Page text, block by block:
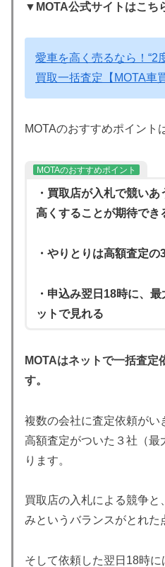
▼ MOTA公式サイトはこち
愛車を高く売るなら！“2
買取一括査定【MOTA車
MOTAのおすすめポイント
MOTAのおすすめポイント
・買取店が入札で競い
高くすることが期待でき
・やりとりは高額査定
・申込み翌日18時に、
ットで見れる
MOTAはネットで一括査定
す。
複数の会社に査定依頼がい
高額査定がついた３社（最
ります。
買取店の入札による競争
みというバランスがとれた
そして依頼した翌日18時